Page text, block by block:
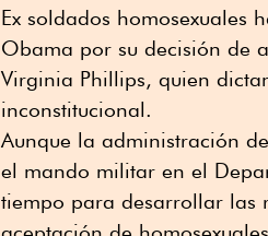
Ex soldados homosexuales
Obama por su decisión de
Virginia Phillips, quien
inconstitucional.
Aunque la administración
el mando militar en el
tiempo para desarrollar las